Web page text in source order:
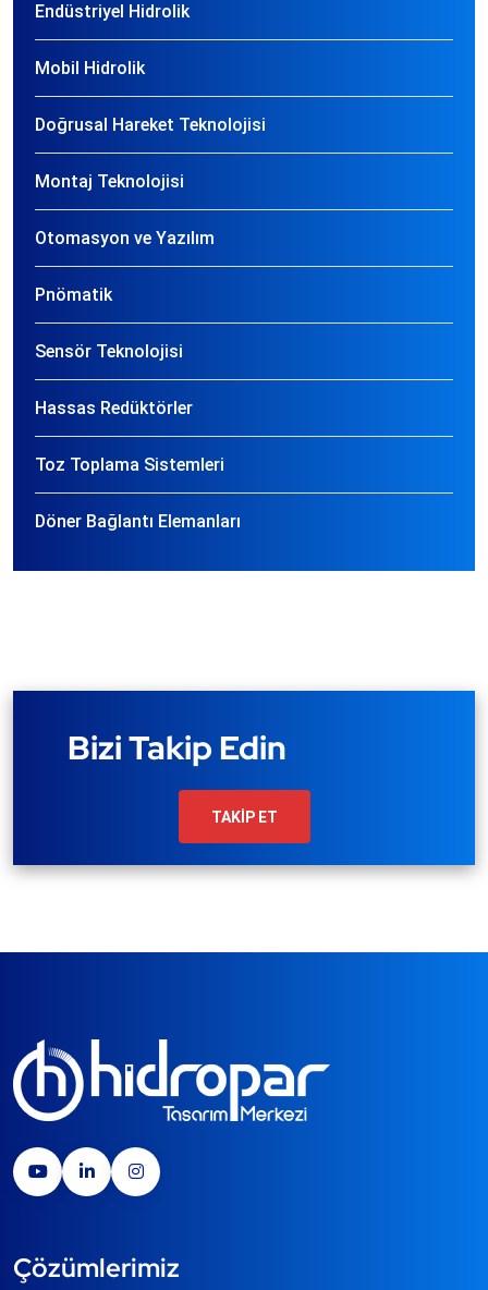
Endüstriyel Hidrolik
Mobil Hidrolik
Doğrusal Hareket Teknolojisi
Montaj Teknolojisi
Otomasyon ve Yazılım
Pnömatik
Sensör Teknolojisi
Hassas Redüktörler
Toz Toplama Sistemleri
Döner Bağlantı Elemanları
Bizi Takip Edin
TAKİP ET
Çözümlerimiz